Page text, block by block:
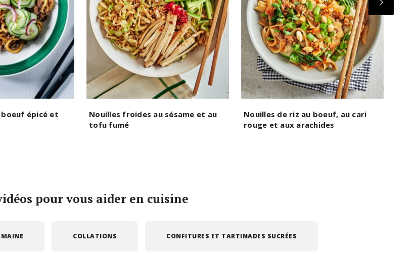
épicé et
Nouilles froides au sésame et au
tofu fumé
Nouilles de riz au boeuf, au cari
rouge et aux arachides
pour vous aider en cuisine
COLLATIONS CONFITURES ET TARTINADES SUCRÉES